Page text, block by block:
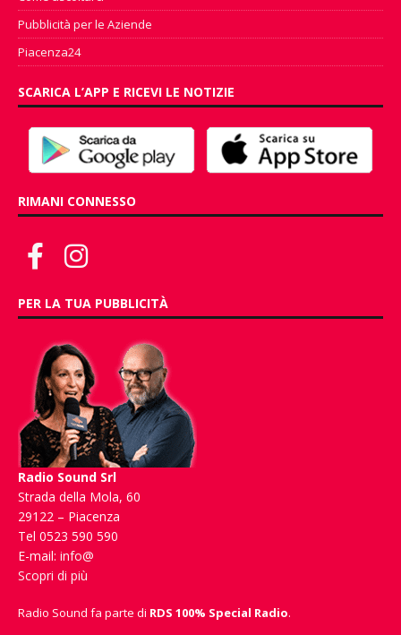
Pubblicità per le Aziende
Piacenza24
SCARICA L’APP E RICEVI LE NOTIZIE
RIMANI CONNESSO
PER LA TUA PUBBLICITÀ
Radio Sound Srl
Strada della Mola, 60
29122 – Piacenza
Tel 0523 590 590
E-mail: info@
Scopri di più
Radio Sound fa parte di RDS 100% Special Radio.